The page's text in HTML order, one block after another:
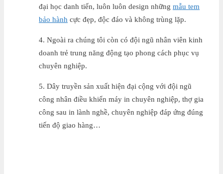
đại học danh tiến, luôn luôn design những mẫu tem
bảo hành cực đẹp, độc đáo và không trùng lặp.
4. Ngoài ra chúng tôi còn có đội ngũ nhân viên kinh
doanh trẻ trung năng động tạo phong cách phục vụ
chuyên nghiệp.
5. Dây truyền sản xuất hiện đại cộng với đội ngũ
công nhân điều khiển máy in chuyên nghiệp, thợ gia
công sau in lành nghề, chuyên nghiệp đáp ứng đúng
tiến độ giao hàng…